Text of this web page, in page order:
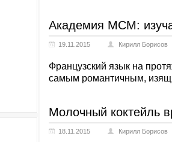
Академия МСМ:
19.11.2015 Кирилл Борисов
Французский язык на
самым романтичным,
Молочный коктейль
18.11.2015 Кирилл Борисов